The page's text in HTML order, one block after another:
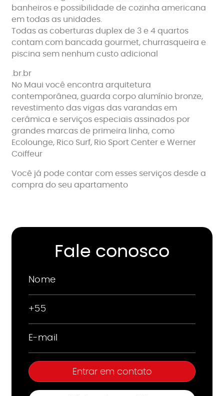
banheiros e possibilidade de cozinha americana
em todas as unidades.
Todas as coberturas duplex de 3 e 4 quartos
contam com bancada gourmet, churrasqueira e
piscina sem nenhum custo adicional
.br.br
No Maui você encontra arquitetura
contemporânea, guarda corpo alumínio bronze,
revestimento das vigas das varandas em
cerâmica e serviços especiais assinados por
grandes marcas de primeira linha, como
Ecolounge, Rico Surf, Rio Sport Center e Werner
Coiffeur
Você já pode contar com esses serviços desde a
compra do seu apartamento
Fale conosco